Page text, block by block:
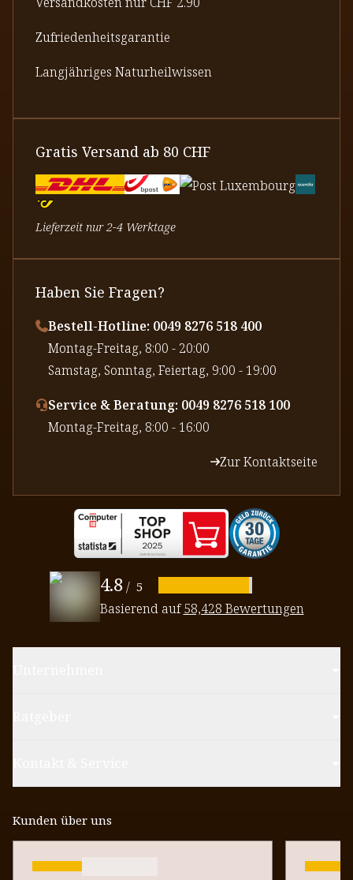
Zufriedenheitsgarantie
Langjähriges Naturheilwissen
Gratis Versand ab 80 CHF
Lieferzeit nur 2-4 Werktage
Haben Sie Fragen?
Bestell-Hotline: 0049 8276 518 400
⁠Montag-Freitag, 8:00 - 20:00
⁠Samstag, Sonntag, Feiertag, 9:00 - 19:00
Service & Beratung: 0049 8276 518 100
⁠Montag-Freitag, 8:00 - 16:00
Zur Kontaktseite
4.8 / 5
Basierend auf58,428 Bewertungen
Kunden über uns